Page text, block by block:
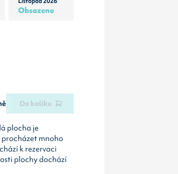
Obsazeno
Do košíku
plocha je
procházet mnoho
k rezervaci
plochy dochází